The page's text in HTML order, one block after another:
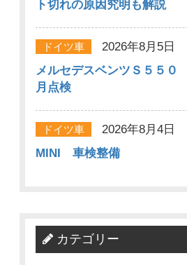
ト切れの原因究明も解説
ドイツ車
2026年8月5日
メルセデスベンツＳ５５
月点検
ドイツ車
2026年8月4日
MINI 車検整備
カテゴリー